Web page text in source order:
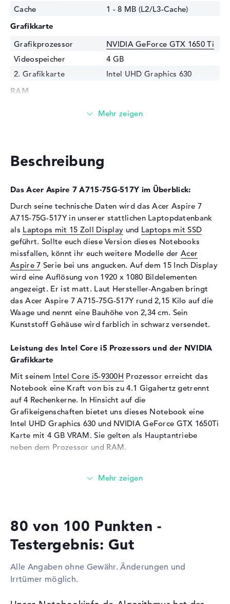
Cache
1 - 8 MB (L2/L3-Cache)
Grafikkarte
Grafikprozessor
NVIDIA GeForce GTX 1650 Ti
Videospeicher
4 GB
2. Grafikkarte
Intel UHD Graphics 630
RAM
4 GB
Technologie
Schnittstelle
PCIe
Optische Speicher
Laufwerks-Typ
ohne Laufwerk
Display
Display-Typ
15,6" TFT
Max. Auflösung
1920 x 1080
Auflösungstyp
Full-HD
Besonderheiten
Display, matt, LED-
Panel
Soundkarte
onboard
Mikrofon
vorhanden
Webcam
Sensorauflösung
0,9 MP
Eingabegeräte
(hintergrund)), Touchpad
Netzwerkkarte
Gigabit Ethernet
(10/100/1000)
WLAN
802.11a, 802.11b, 802.11g,
802.11n, 802.11ac, 802.11ax
Bluetooth
Beschreibung
Das Acer Aspire 7 A715-75G-517Y im Überblick:
Durch seine technische Daten wird das Acer Aspire 7
A715-75G-517Y in unserer stattlichen Laptopdatenbank
als Laptops mit 15 Zoll Display und Laptops mit SSD
geführt. Sollte euch diese Version dieses Notebooks
missfallen, könnt ihr euch weitere Modelle derAcer
Aspire 7 Serie bei uns angucken. Auf dem 15 Inch Display
wird eine Auflösung von 1920 x 1080 Bildelementen
angezeigt. Er ist matt. Laut Hersteller-Angaben bringt
das Acer Aspire 7 A715-75G-517Y rund 2,15 Kilo auf die
Waage und nennt eine Bauhöhe von 2,34 cm. Sein
Kunststoff Gehäuse wird farblich in schwarz versendet.
Leistung des Intel Core i5 Prozessors und der NVIDIA
Grafikkarte
Mit seinem Intel Core i5-9300H Prozessor erreicht das
Notebook eine Kraft von bis zu 4.1 Gigahertz getrennt
auf 4 Rechenkerne. In Hinsicht auf die
Grafikeigenschaften bietet uns dieses Notebook eine
Intel UHD Graphics 630 und NVIDIA GeForce GTX 1650Ti
Karte mit 4 GB VRAM. Sie gelten als Hauptantriebe
neben dem Prozessor und RAM.
2133 MHz) Arbeitsspeicher genutzt. Wer sein Gerät
Neben dem Betriebssystem könnt ihr eure wichtigen
1 TB SSD großen Festplatte abspeichern.
80 von 100 Punkten -
Testergebnis: Gut
Alle Angaben ohne Gewähr. Änderungen und
Irrtümer möglich.